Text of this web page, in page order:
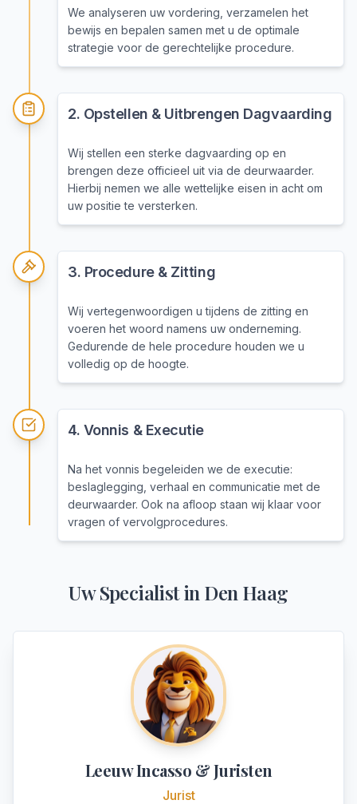
We analyseren uw vordering, verzamelen het
bewijs en bepalen samen met u de optimale
strategie voor de gerechtelijke procedure.
2. Opstellen & Uitbrengen Dagvaarding
Wij stellen een sterke dagvaarding op en
brengen deze officieel uit via de deurwaarder.
Hierbij nemen we alle wettelijke eisen in acht om
uw positie te versterken.
3. Procedure & Zitting
Wij vertegenwoordigen u tijdens de zitting en
voeren het woord namens uw onderneming.
Gedurende de hele procedure houden we u
volledig op de hoogte.
4. Vonnis & Executie
Na het vonnis begeleiden we de executie:
beslaglegging, verhaal en communicatie met de
deurwaarder. Ook na afloop staan wij klaar voor
vragen of vervolgprocedures.
Uw Specialist in Den Haag
Leeuw Incasso & Juristen
Jurist